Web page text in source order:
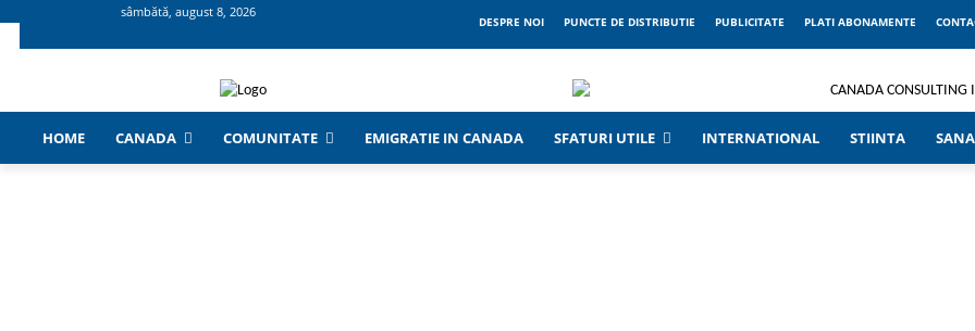
sâmbătă, august 8, 2026
DESPRE NOI PUNCTE DE DISTRIBUTIE PUBLICITATE PLATI ABONAMENTE
HOME CANADA COMUNITATE EMIGRATIE IN CANADA SFATURI UTILE INTERNATIONAL STIINTA